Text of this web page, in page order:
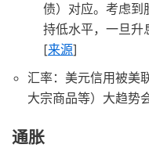
债）对应。考虑到
持低水平，一旦升
[来源]
汇率：美元信用被美
大宗商品等）大趋势
通胀